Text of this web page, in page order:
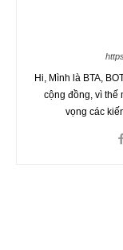
Hi, Mình là BTA,
cộng đồng, vì thế
vọng các